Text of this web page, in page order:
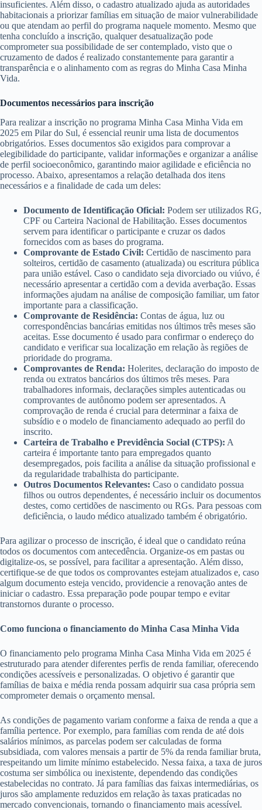
insuficientes. Além disso, o cadastro atualizado ajuda as autoridades
habitacionais a priorizar famílias em situação de maior vulnerabilidade
ou que atendam ao perfil do programa naquele momento. Mesmo que
tenha concluído a inscrição, qualquer desatualização pode
comprometer sua possibilidade de ser contemplado, visto que o
cruzamento de dados é realizado constantemente para garantir a
transparência e o alinhamento com as regras do Minha Casa Minha
Vida.
Documentos necessários para inscrição
Para realizar a inscrição no programa Minha Casa Minha Vida em
2025 em Pilar do Sul, é essencial reunir uma lista de documentos
obrigatórios. Esses documentos são exigidos para comprovar a
elegibilidade do participante, validar informações e organizar a análise
de perfil socioeconômico, garantindo maior agilidade e eficiência no
processo. Abaixo, apresentamos a relação detalhada dos itens
necessários e a finalidade de cada um deles:
Documento de Identificação Oficial: Podem ser utilizados RG,
CPF ou Carteira Nacional de Habilitação. Esses documentos
servem para identificar o participante e cruzar os dados
fornecidos com as bases do programa.
Comprovante de Estado Civil: Certidão de nascimento para
solteiros, certidão de casamento (atualizada) ou escritura pública
para união estável. Caso o candidato seja divorciado ou viúvo, é
necessário apresentar a certidão com a devida averbação. Essas
informações ajudam na análise de composição familiar, um fator
importante para a classificação.
Comprovante de Residência: Contas de água, luz ou
correspondências bancárias emitidas nos últimos três meses são
aceitas. Esse documento é usado para confirmar o endereço do
candidato e verificar sua localização em relação às regiões de
prioridade do programa.
Comprovantes de Renda: Holerites, declaração do imposto de
renda ou extratos bancários dos últimos três meses. Para
trabalhadores informais, declarações simples autenticadas ou
comprovantes de autônomo podem ser apresentados. A
comprovação de renda é crucial para determinar a faixa de
subsídio e o modelo de financiamento adequado ao perfil do
inscrito.
Carteira de Trabalho e Previdência Social (CTPS): A
carteira é importante tanto para empregados quanto
desempregados, pois facilita a análise da situação profissional e
da regularidade trabalhista do participante.
Outros Documentos Relevantes: Caso o candidato possua
filhos ou outros dependentes, é necessário incluir os documentos
destes, como certidões de nascimento ou RGs. Para pessoas com
deficiência, o laudo médico atualizado também é obrigatório.
Para agilizar o processo de inscrição, é ideal que o candidato reúna
todos os documentos com antecedência. Organize-os em pastas ou
digitalize-os, se possível, para facilitar a apresentação. Além disso,
certifique-se de que todos os comprovantes estejam atualizados e, caso
algum documento esteja vencido, providencie a renovação antes de
iniciar o cadastro. Essa preparação pode poupar tempo e evitar
transtornos durante o processo.
Como funciona o financiamento do Minha Casa Minha Vida
O financiamento pelo programa Minha Casa Minha Vida em 2025 é
estruturado para atender diferentes perfis de renda familiar, oferecendo
condições acessíveis e personalizadas. O objetivo é garantir que
famílias de baixa e média renda possam adquirir sua casa própria sem
comprometer demais o orçamento mensal.
As condições de pagamento variam conforme a faixa de renda a que a
família pertence. Por exemplo, para famílias com renda de até dois
salários mínimos, as parcelas podem ser calculadas de forma
subsidiada, com valores mensais a partir de 5% da renda familiar bruta,
respeitando um limite mínimo estabelecido. Nessa faixa, a taxa de juros
costuma ser simbólica ou inexistente, dependendo das condições
estabelecidas no contrato. Já para famílias das faixas intermediárias, os
juros são amplamente reduzidos em relação às taxas praticadas no
mercado convencionais, tornando o financiamento mais acessível.